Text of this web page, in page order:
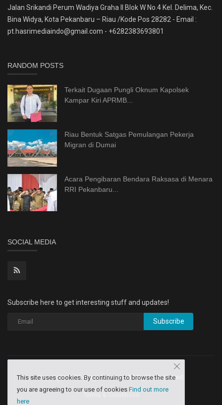
Jalan Srikandi Perum Wadiya Graha II Blok W No.4 Kel. Delima, Kec.
Bina Widya, Kota Pekanbaru – Riau /Kode Pos 28282 - Email :
pt.hasrimediaindo@gmail.com - +6282383693801
RANDOM POSTS
Terkait Dugaan Pungli Oknum Kapolsek
Kampar Kiri APRMB...
Riau Bentuk Satgas Pemulangan Pekerja
Migran di Dumai
Acara Pengibaran Bendara Raksasa di Menara
RRI Pekanbaru...
SOCIAL MEDIA
Subscribe here to get interesting stuff and updates!
Subscribe
Copyright 2020 Aruga Dev Inq - All Rights Reserved.
This site uses cookies. By continuing to browse the site
you are agreeing to our use of cookies Find out more
here